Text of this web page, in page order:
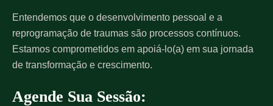
Entendemos que o desenvolvimento pessoal e a
reprogramação de traumas são processos contínuos.
Estamos comprometidos em apoiá-lo(a) em sua jornada
de transformação e crescimento.
Agende Sua Sessão: